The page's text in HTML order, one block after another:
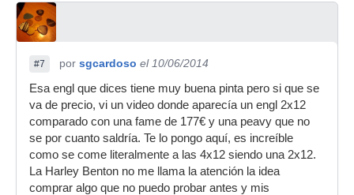
#7 por sgcardoso el 10/06/2014
Esa engl que dices tiene muy buena pinta pero si que se
va de precio, vi un video donde aparecía un engl 2x12
comparado con una fame de 177€ y una peavy que no
se por cuanto saldría. Te lo pongo aquí, es increíble
como se come literalmente a las 4x12 siendo una 2x12.
La Harley Benton no me llama la atención la idea
comprar algo que no puedo probar antes y mis